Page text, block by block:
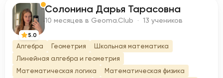
С
5.0
Солонина Дарья Тарасовна
10 месяцев в Geoma.Club · 13 учеников
Алгебра Геометрия
Школьная математика
Линейная алгебра и геометрия
Математическая логика
Математическая физика